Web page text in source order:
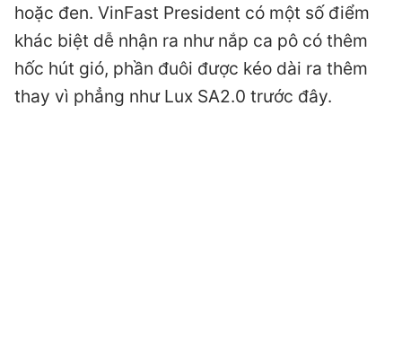
hoặc đen. VinFast President có một số điểm
khác biệt dễ nhận ra như nắp ca pô có thêm
hốc hút gió, phần đuôi được kéo dài ra thêm
thay vì phẳng như Lux SA2.0 trước đây.